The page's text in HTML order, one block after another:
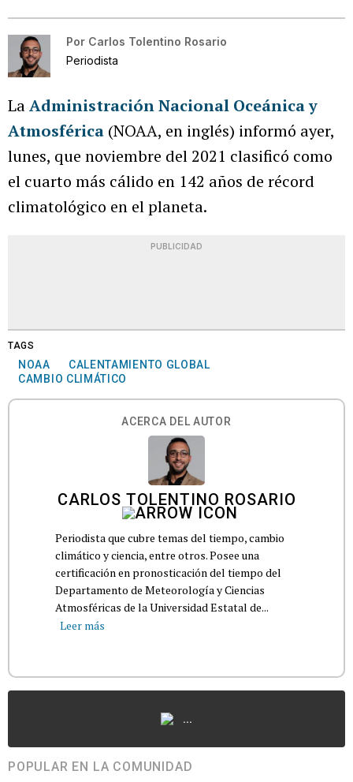
Por Carlos Tolentino Rosario
Periodista
LaAdministración Nacional Oceánica y
Atmosférica (NOAA, en inglés) informó ayer,
lunes, que noviembre del 2021 clasificó como
el cuarto más cálido en 142 años de récord
climatológico en el planeta.
PUBLICIDAD
TAGS
NOAA
CALENTAMIENTO GLOBAL
CAMBIO CLIMÁTICO
ACERCA DEL AUTOR
CARLOS TOLENTINO ROSARIO
Periodista que cubre temas del tiempo, cambio
climático y ciencia, entre otros. Posee una
certificación en pronosticación del tiempo del
Departamento de Meteorología y Ciencias
Atmosféricas de la Universidad Estatal de...
Leer más
...
POPULAR EN LA COMUNIDAD